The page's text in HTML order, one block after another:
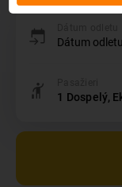
1 Dospelý,